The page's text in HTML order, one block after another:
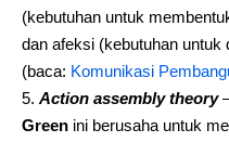
(kebutuhan untuk
dan afeksi (kebutuhan untuk
(baca: Komunikasi
Action assembly theory
Green ini berusaha untuk